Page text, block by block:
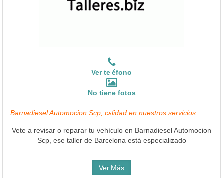
Ver teléfono
No tiene fotos
Barnadiesel Automocion Scp, calidad en nuestros servicios
Vete a revisar o reparar tu vehículo en Barnadiesel Automocion
Scp, ese taller de Barcelona está especializado
Ver Más